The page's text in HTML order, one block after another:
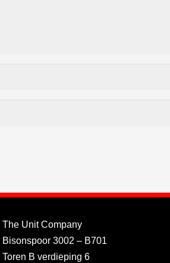
The Unit Company
Bisonspoor 3002 – B701
Toren B verdieping 6